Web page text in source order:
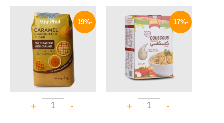
-17%
-
+
الأصلي
هو:
58 EGP.
الحالي
هو:
48 EGP.
-19%
-
+
الأصلي
هو:
185 EGP.
الحالي
هو:
149 EGP.